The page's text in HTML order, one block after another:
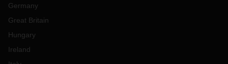
Germany
Great Britain
Hungary
Ireland